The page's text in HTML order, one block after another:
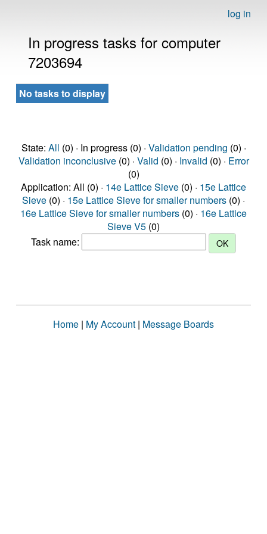
log in
In progress tasks for computer
7203694
No tasks to display
State: All (0) · In progress (0) · Validation pending (0) ·
Validation inconclusive(0) · Valid (0) · Invalid (0) · Error
(0)
Application: All (0) · 14e Lattice Sieve (0) · 15e Lattice
Sieve (0) · 15e Lattice Sieve for smaller numbers (0) ·
16e Lattice Sieve for smaller numbers (0) · 16e Lattice
Sieve V5 (0)
Task name:
Home | My Account | Message Boards